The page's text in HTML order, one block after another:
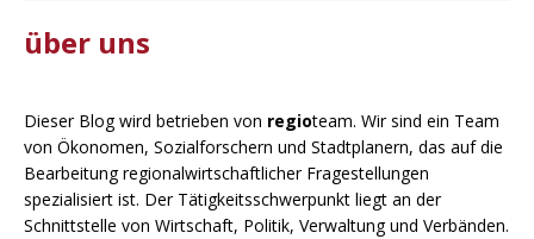
über uns
Dieser Blog wird betrieben von regioteam. Wir sind ein Team
von Ökonomen, Sozialforschern und Stadtplanern, das auf die
Bearbeitung regionalwirtschaftlicher Fragestellungen
spezialisiert ist. Der Tätigkeitsschwerpunkt liegt an der
Schnittstelle von Wirtschaft, Politik, Verwaltung und Verbänden.